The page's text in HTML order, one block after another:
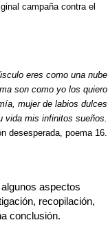
campaña contra el
eres como una nube
son como yo los quiero
mujer de labios dulces
vida mis infinitos sueños.
desesperada, poema 16.
aspectos
recopilación,
conclusión.